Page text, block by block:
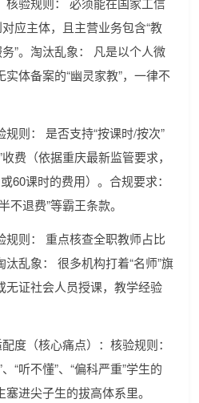
应主体，且主营业务包含“教
”。淘汰乱象： 凡是以个人微
体备案的“幽灵家教”，一律不
则： 是否支持“按课时/按次”
费（依据重庆最新监管要求，
60课时的费用）。合规要求：
不退费”等霸王条款。
规则： 重点核查全职教师占比
乱象： 很多机构打着“名师”旗
无证社会人员授课，教学经验
度（核心痛点）：核验规则：
“听不懂”、“偏科严重”学生的
进尖子生的拔高体系里。